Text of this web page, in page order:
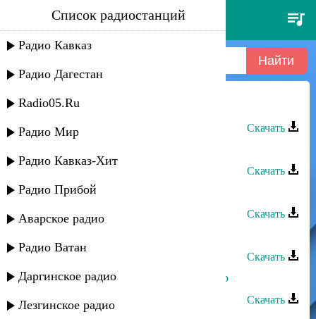
elvina - холодный ветер
Список радиостанций
Радио Кавказ
Радио Дагестан
Radio05.Ru
Радио Мир
Радио Кавказ-Хит
Радио Прибой
Аварское радио
Радио Ватан
Даргинское радио
Лезгинское радио
Сёма Семенов - Вольный ветер
Скачать
Скачать
Назир Джамалудинов - Ветер
Скачать
Скачать
Расул Сеитов - Расскажи мне ветер
Скачать